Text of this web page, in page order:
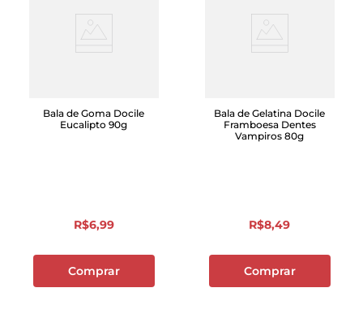
Bala de Goma Docile
Eucalipto 90g
R$6,99
Comprar
Bala de Gelatina Docile
Framboesa Dentes
Vampiros 80g
R$8,49
Comprar